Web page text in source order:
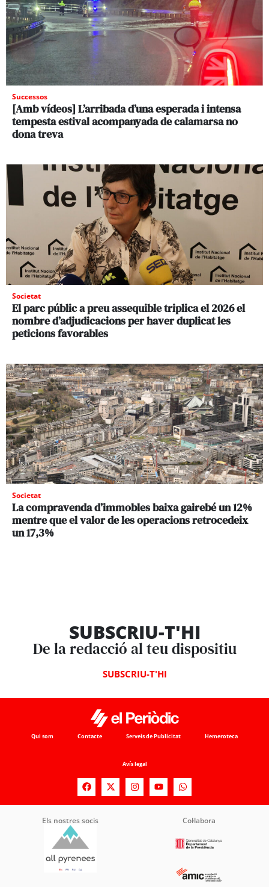
Successos
[Amb vídeos] L’arribada d’una esperada i intensa
tempesta estival acompanyada de calamarsa no
dona treva
Societat
El parc públic a preu assequible triplica el 2026 el
nombre d’adjudicacions per haver duplicat les
peticions favorables
Societat
La compravenda d’immobles baixa gairebé un 12%
mentre que el valor de les operacions retrocedeix
un 17,3%
SUBSCRIU-T'HI
De la redacció al teu dispositiu
SUBSCRIU-T'HI
Qui som Contacte Serveis de Publicitat Hemeroteca
Avís legal
Els nostres socis Col·labora